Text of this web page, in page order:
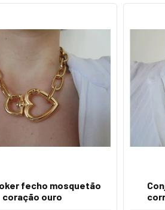
fecho mosquetão
coração ouro